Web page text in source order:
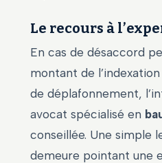
Le recours à
En cas de désaccord
montant de
de déplafonnement,
avocat spécialisé en
conseillée. Une simple
demeure pointant une